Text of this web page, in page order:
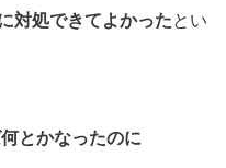
対処できてよかったとい
とかなったのに